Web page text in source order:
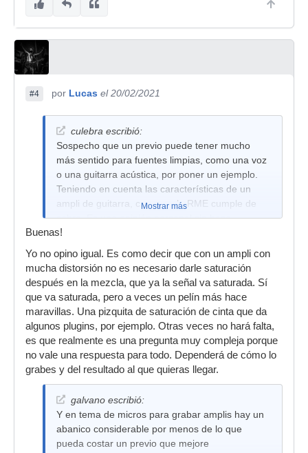
#4 por Lucas el 20/02/2021
culebra escribió:
Sospecho que un previo puede tener mucho
más sentido para fuentes limpias, como una voz
o una guitarra acústica, por poner un ejemplo.
Teniendo en cuenta las características de un
ampli de guitarra, creo que la RME cumple de
sobra. Es una opinión personal sin base
ninguna, por eso quería conocer más opiniones.
Mostrar más
Buenas!
Yo no opino igual. Es como decir que con un ampli con
mucha distorsión no es necesario darle saturación
después en la mezcla, que ya la señal va saturada. Sí
que va saturada, pero a veces un pelín más hace
maravillas. Una pizquita de saturación de cinta que da
algunos plugins, por ejemplo. Otras veces no hará falta,
es que realmente es una pregunta muy compleja porque
no vale una respuesta para todo. Dependerá de cómo lo
grabes y del resultado al que quieras llegar.
galvano escribió:
Y en tema de micros para grabar amplis hay un
abanico considerable por menos de lo que
pueda costar un previo que mejore